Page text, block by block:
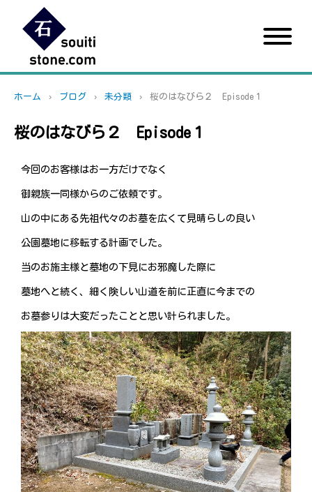
≡
ホーム ブログ 未分類 桜のはなびら２ Episode１
桜のはなびら２ Episode１
今回のお客様はお一方だけでなく
御親族一同様からのご依頼です。
山の中にある先祖代々のお墓を広くて見晴らしの良い
公園墓地に移転する計画でした。
当のお施主様と墓地の下見にお邪魔した際に
墓地へと続く、細く険しい山道を前に正直に今までの
お墓参りは大変だったことと思い計られました。